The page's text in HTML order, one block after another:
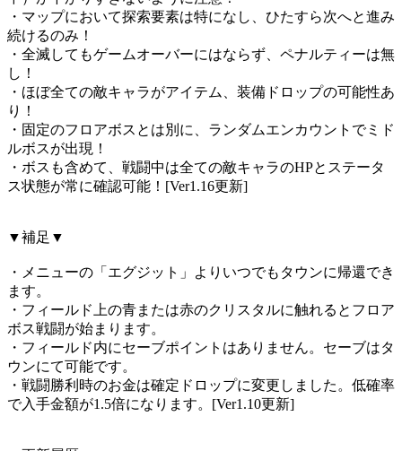
・マップにおいて探索要素は特になし、ひたすら次へと進み
続けるのみ！
・全滅してもゲームオーバーにはならず、ペナルティーは無
し！
・ほぼ全ての敵キャラがアイテム、装備ドロップの可能性あ
り！
・固定のフロアボスとは別に、ランダムエンカウントでミド
ルボスが出現！
・ボスも含めて、戦闘中は全ての敵キャラのHPとステータ
ス状態が常に確認可能！[Ver1.16更新]
▼補足▼
・メニューの「エグジット」よりいつでもタウンに帰還でき
ます。
・フィールド上の青または赤のクリスタルに触れるとフロア
ボス戦闘が始まります。
・フィールド内にセーブポイントはありません。セーブはタ
ウンにて可能です。
・戦闘勝利時のお金は確定ドロップに変更しました。低確率
で入手金額が1.5倍になります。[Ver1.10更新]